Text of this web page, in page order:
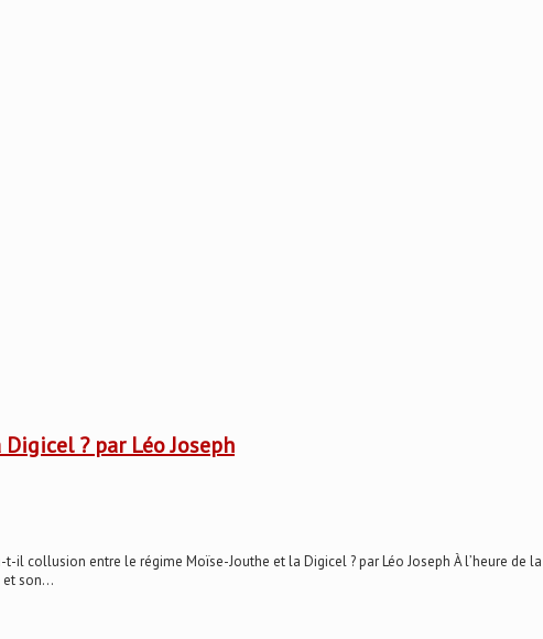
? par Léo Joseph
a-t-il collusion entre le régime Moïse-Jouthe et la Digicel ? par Léo Joseph À l’heure
son...